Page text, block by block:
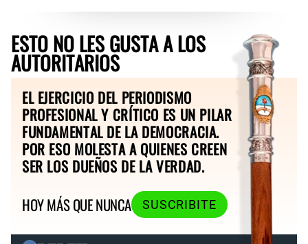
ESTO NO LES GUSTA A LOS
AUTORITARIOS
EL EJERCICIO DEL PERIODISMO
PROFESIONAL Y CRÍTICO ES UN PILAR
FUNDAMENTAL DE LA DEMOCRACIA.
POR ESO MOLESTA A QUIENES CREEN
SER LOS DUEÑOS DE LA VERDAD.
HOY MÁS QUE NUNCA
SUSCRIBITE